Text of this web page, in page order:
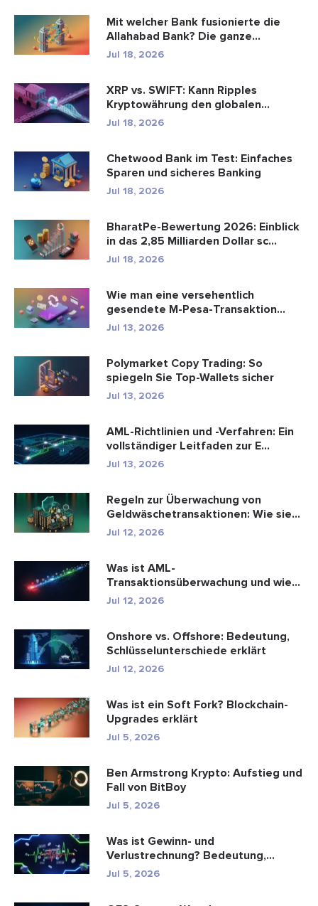
Mit welcher Bank fusionierte die
Allahabad Bank? Die ganze
Geschic...
Jul 18, 2026
XRP vs. SWIFT: Kann Ripples
Kryptowährung den globalen
Zahlungsve...
Jul 18, 2026
Chetwood Bank im Test: Einfaches
Sparen und sicheres Banking
Jul 18, 2026
BharatPe-Bewertung 2026: Einblick
in das 2,85 Milliarden Dollar sc...
Jul 18, 2026
Wie man eine versehentlich
gesendete M-Pesa-Transaktion
rückgäng...
Jul 13, 2026
Polymarket Copy Trading: So
spiegeln Sie Top-Wallets sicher
Jul 13, 2026
AML-Richtlinien und -Verfahren: Ein
vollständiger Leitfaden zur E...
Jul 13, 2026
Regeln zur Überwachung von
Geldwäschetransaktionen: Wie sie
Fina...
Jul 12, 2026
Was ist AML-
Transaktionsüberwachung und wie
funktioniert sie?
Jul 12, 2026
Onshore vs. Offshore: Bedeutung,
Schlüsselunterschiede erklärt
Jul 12, 2026
Was ist ein Soft Fork? Blockchain-
Upgrades erklärt
Jul 5, 2026
Ben Armstrong Krypto: Aufstieg und
Fall von BitBoy
Jul 5, 2026
Was ist Gewinn- und
Verlustrechnung? Bedeutung,
Formel und Berechn...
Jul 5, 2026